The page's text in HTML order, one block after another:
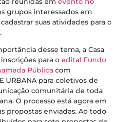
grupos interessados em
suas atividades para o
desse tema, a Casa
para o edital Fundo
Pública com
URBANA para coletivos de
comunitária de toda
O processo está agora em
propostas enviadas. Ao todo